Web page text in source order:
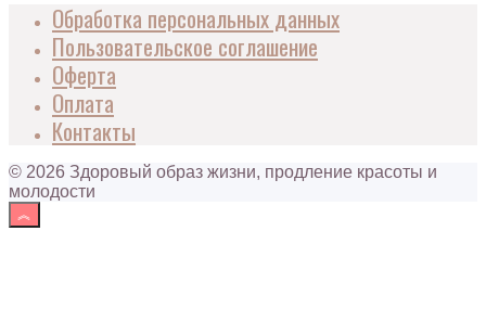
Обработка персональных данных
Пользовательское соглашение
Оферта
Оплата
Контакты
© 2026 Здоровый образ жизни, продление красоты и
молодости